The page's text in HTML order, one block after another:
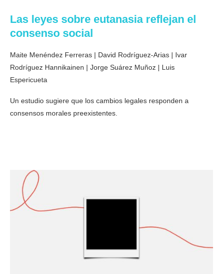
Las leyes sobre eutanasia reflejan el
consenso social
Maite Menéndez Ferreras | David Rodríguez-Arias | Ivar
Rodríguez Hannikainen | Jorge Suárez Muñoz | Luis
Espericueta
Un estudio sugiere que los cambios legales responden a
consensos morales preexistentes.